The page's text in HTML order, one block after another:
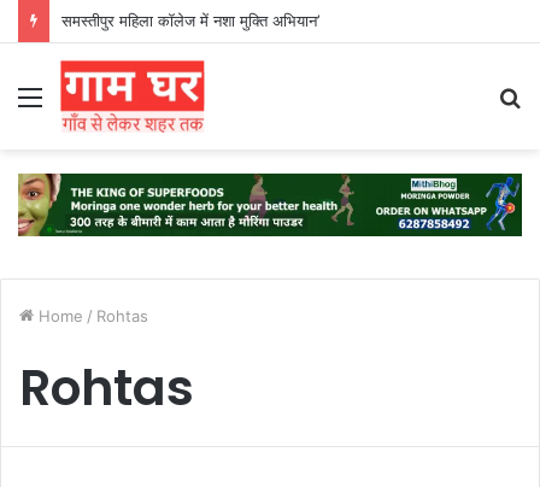
समस्तीपुर महिला कॉलेज में नशा मुक्ति अभियान’
Menu
Home / Rohtas
Rohtas